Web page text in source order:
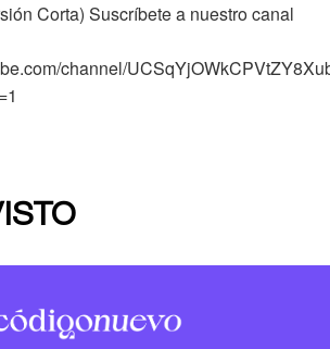
Corta) Suscríbete a nuestro canal
channel/